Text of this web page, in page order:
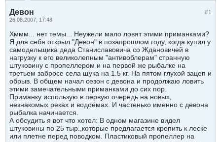
#1
Девон
26.08.2007, 17:48
Хммм... нет темы... Неужели мало ловят этими приманками?
Я для себя открыл "Девон" в позапрошлом году, когда купил у
самодельщика деда Станиславовича со Ждановичей в
нагрузку к его великолепным "антивоблерам" странную
штуковину с пропеллером и на первой же рыбалке на
третьем забросе села щука на 1.5 кг. На пятом глухой зацеп и
обрыв. В общем начал сезон с девона и продолжаю ловить
этими замечательными приманками до сих пор.
Приманку использую в первую очередь на новых,
незнакомых реках и водоёмах. И частенько именно с девона
рыбалка начинается.
А обсудить я вот что хотел: В одном магазине видел
штуковины по 25 тыр.,которые предлагается крепить к леске
или плетне перед поводком. Пластиковый пропеллер на